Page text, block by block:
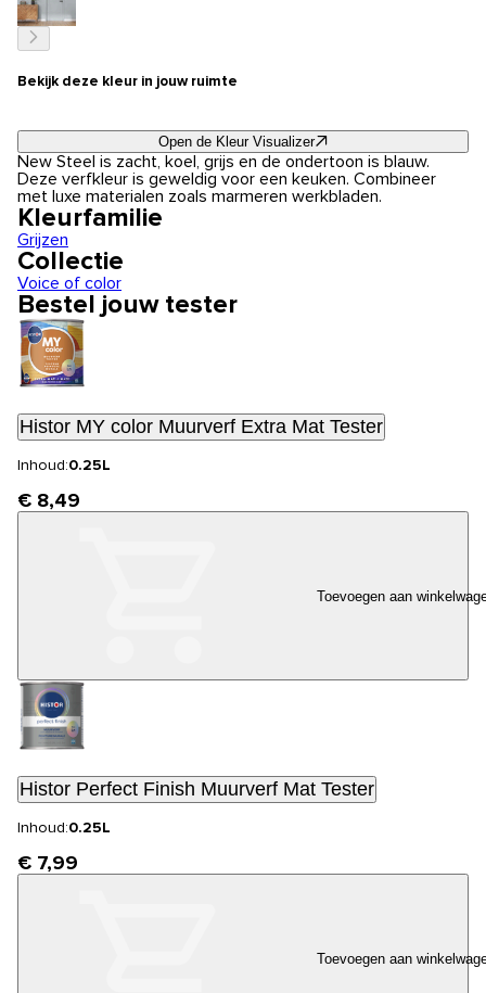
Bekijk deze kleur in jouw ruimte
Open de Kleur Visualizer
New Steel is zacht, koel, grijs en de ondertoon is blauw.
Deze verfkleur is geweldig voor een keuken. Combineer
met luxe materialen zoals marmeren werkbladen.
Kleurfamilie
Grijzen
Collectie
Voice of color
Bestel jouw tester
Histor MY color Muurverf Extra Mat Tester
Inhoud:0.25L
€ 8,49
Toevoegen aan
Histor Perfect Finish Muurverf Mat Tester
Inhoud:0.25L
€ 7,99
Toevoegen aan